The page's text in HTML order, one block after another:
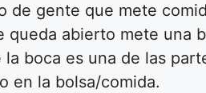
gente que mete
abierto mete una
boca es una de las
en la bolsa/comida.